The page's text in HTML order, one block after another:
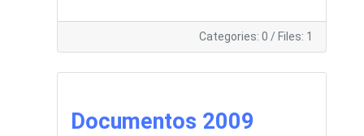
Categories: 0 / Files: 1
Documentos 2009